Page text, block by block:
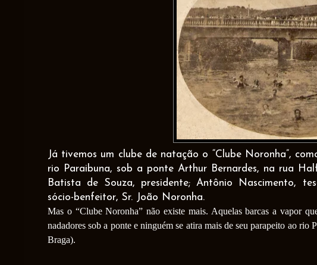
Já tivemos um clube de natação o “Clube Noronha”,
rio Paraibuna, sob a ponte Arthur Bernardes, na rua
Batista de Souza, presidente; Antônio Nascimento,
sócio-benfeitor, Sr. João Noronha.
Mas o “Clube Noronha” não existe mais. Aquelas barcas a vapor
nadadores sob a ponte e ninguém se atira mais de seu parapeito ao
Braga).